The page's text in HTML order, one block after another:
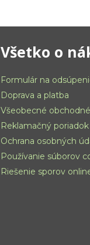
Všetko o
Formulár na
Doprava a platba
Všeobecné
Reklamačný poriadok
Ochrana osobných
Používanie súborov
Riešenie sporov